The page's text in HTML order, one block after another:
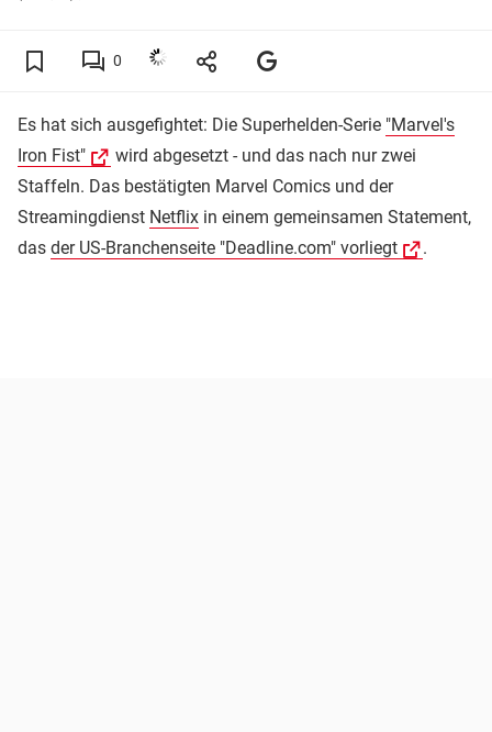
0
Es hat sich ausgefightet: Die Superhelden-Serie "Marvel's
Iron Fist"
wird abgesetzt - und das nach nur zwei
Staffeln. Das bestätigten Marvel Comics und der
Streamingdienst Netflix in einem gemeinsamen Statement,
das der US-Branchenseite "Deadline.com" vorliegt .